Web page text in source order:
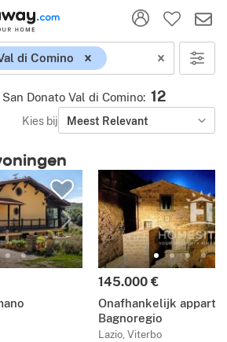
di Comino
Donato Val di Comino: 12
Kies bij Meest Relevant
145.000 €
Onafhankelijk
Bagnoregio
Lazio, Viterbo